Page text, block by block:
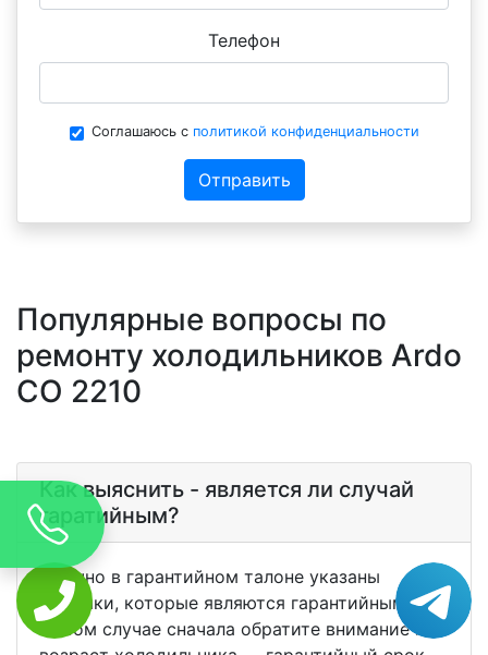
Телефон
Соглашаюсь с политикой конфиденциальности
Отправить
Популярные вопросы по
ремонту холодильников Ardo
CO 2210
Как выяснить - является ли случай
гаратийным?
Обычно в гарантийном талоне указаны
поломки, которые являются гарантийными. В
любом случае сначала обратите внимание на